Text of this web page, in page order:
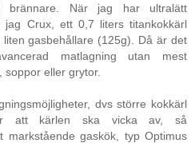
brännare. När jag har ultralätt
jag Crux, ett 0,7 liters titankokkärl
gasbehållare (125g). Då är det
matlagning utan mest
soppor eller grytor.
dvs större kokkärl
att kärlen ska vicka av, så
markstående gaskök, typ Optimus